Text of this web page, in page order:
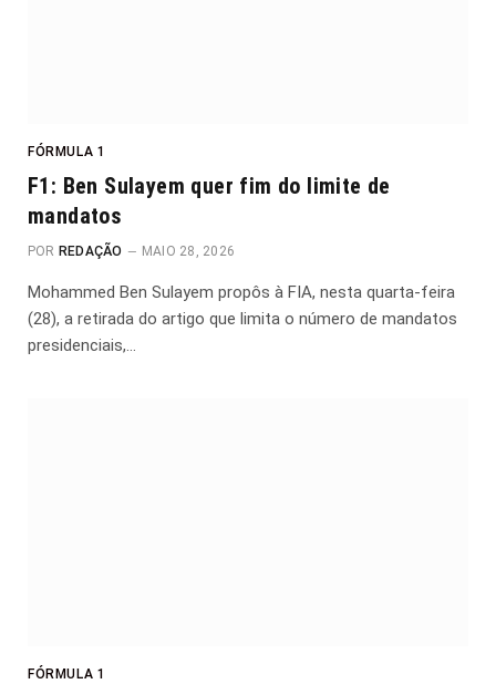
FÓRMULA 1
F1: Ben Sulayem quer fim do limite de
mandatos
POR REDAÇÃO MAIO 28, 2026
Mohammed Ben Sulayem propôs à FIA, nesta quarta-feira
(28), a retirada do artigo que limita o número de mandatos
presidenciais,…
FÓRMULA 1